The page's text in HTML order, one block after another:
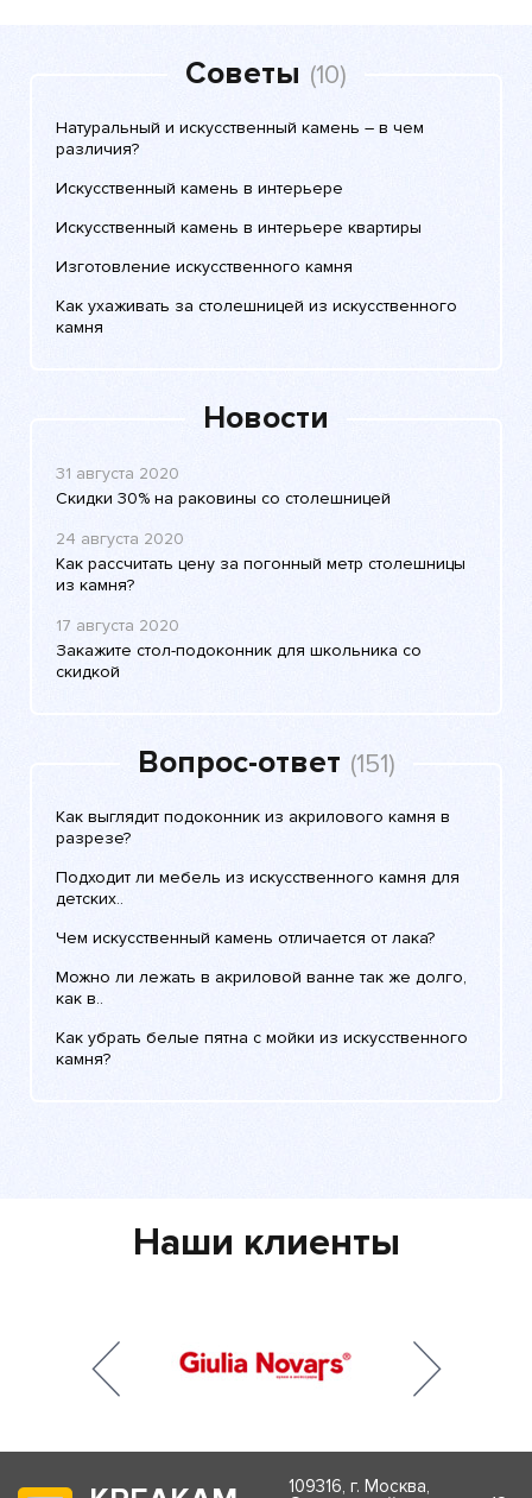
Советы (10)
Натуральный и искусственный камень – в чем
различия?
Искусственный камень в интерьере
Искусственный камень в интерьере квартиры
Изготовление искусственного камня
Как ухаживать за столешницей из искусственного
камня
Новости
31 августа 2020
Скидки 30% на раковины со столешницей
24 августа 2020
Как рассчитать цену за погонный метр столешницы
из камня?
17 августа 2020
Закажите стол-подоконник для школьника со
скидкой
Вопрос-ответ (151)
Как выглядит подоконник из акрилового камня в
разрезе?
Подходит ли мебель из искусственного камня для
детских..
Чем искусственный камень отличается от лака?
Можно ли лежать в акриловой ванне так же долго,
как в..
Как убрать белые пятна с мойки из искусственного
камня?
Наши клиенты
109316, г. Москва,